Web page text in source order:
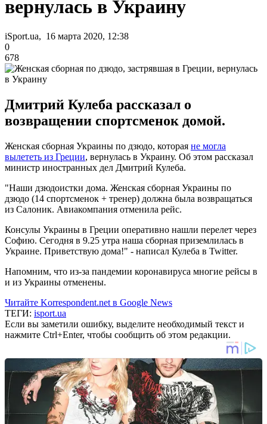
вернулась в Украину
iSport.ua, 16 марта 2020, 12:38
0
678
Дмитрий Кулеба рассказал о
возвращении спортсменок домой.
Женская сборная Украины по дзюдо, которая не могла
вылететь из Греции, вернулась в Украину. Об этом рассказал
министр иностранных дел Дмитрий Кулеба.
"Наши дзюдоистки дома. Женская сборная Украины по
дзюдо (14 спортсменок + тренер) должна была возвращаться
из Салоник. Авиакомпания отменила рейс.
Консулы Украины в Греции оперативно нашли перелет через
Софию. Сегодня в 9.25 утра наша сборная приземлилась в
Украине. Приветствую дома!" - написал Кулеба в Twitter.
Напомним, что из-за пандемии коронавируса многие рейсы в
и из Украины отменены.
Читайте Korrespondent.net в Google News
ТЕГИ: isport.ua
Если вы заметили ошибку, выделите необходимый текст и
нажмите Ctrl+Enter, чтобы сообщить об этом редакции.